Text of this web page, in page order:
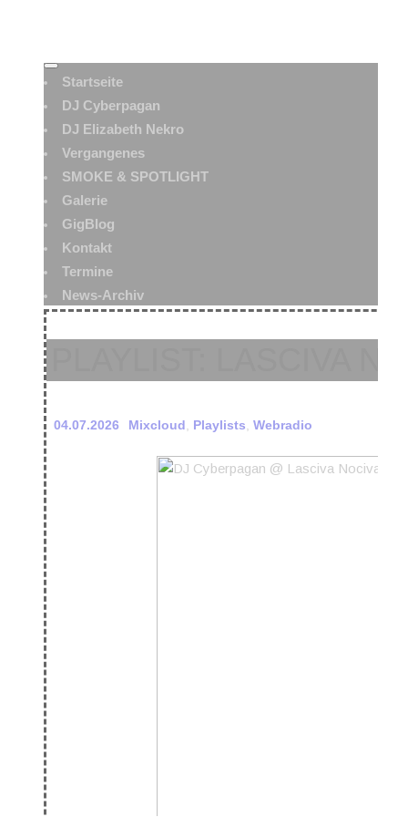
Startseite
DJ Cyberpagan
DJ Elizabeth Nekro
Vergangenes
SMOKE & SPOTLIGHT
Galerie
GigBlog
Kontakt
Termine
News-Archiv
04.07.2026 Mixcloud Playlists Webradio